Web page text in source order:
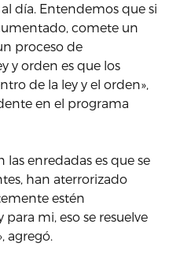
día. Entendemos que si
comete un
proceso de
y orden es que los
de la ley y el orden»,
en el programa
enredadas es que se
han aterrorizado
estén
mi, eso se resuelve
agregó.